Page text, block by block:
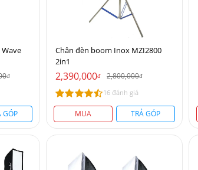
Wave
đ
GÓP
Chân đèn boom Inox MZI2800
2in1
2,390,000đ 2,800,000đ
16 đánh giá
MUA TRẢ GÓP